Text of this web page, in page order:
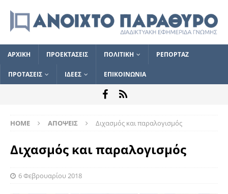
ΑΡΧΙΚΗ ΠΡΟΕΚΤΑΣΕΙΣ ΠΟΛΙΤΙΚΗ ΡΕΠΟΡΤΑΖ
ΠΡΟΤΑΣΕΙΣ ΙΔΕΕΣ ΕΠΙΚΟΙΝΩΝΙΑ
HOME ΑΠΟΨΕΙΣ Διχασμός και παραλογισμός
Διχασμός και παραλογισμός
6 Φεβρουαρίου 2018